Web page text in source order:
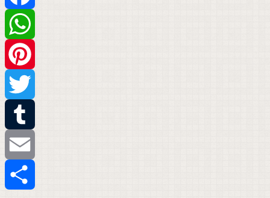
Facebook
WhatsApp
Pinterest
Twitter
Tumblr
Email